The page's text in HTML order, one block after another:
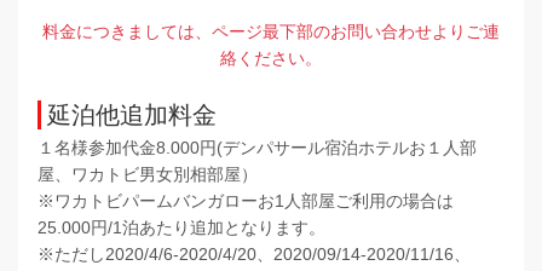
料金につきましては、ページ最下部のお問い合わせよりご連
絡ください。
延泊他追加料金
１名様参加代金8.000円(デンパサール宿泊ホテルお１人部
屋、ワカトビ男女別相部屋）
※ワカトビパームバンガローお1人部屋ご利用の場合は
25.000円/1泊あたり追加となります。
※ただし2020/4/6-2020/4/20、2020/09/14-2020/11/16、